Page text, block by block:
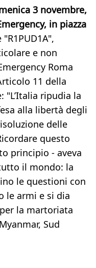
3 novembre,
in piazza
e non
Roma
11 della
"L’Italia ripudia la
alla libertà degli
delle
questo
principio - aveva
il mondo: la
le questioni con
le armi e si dia
la martoriata
Sud